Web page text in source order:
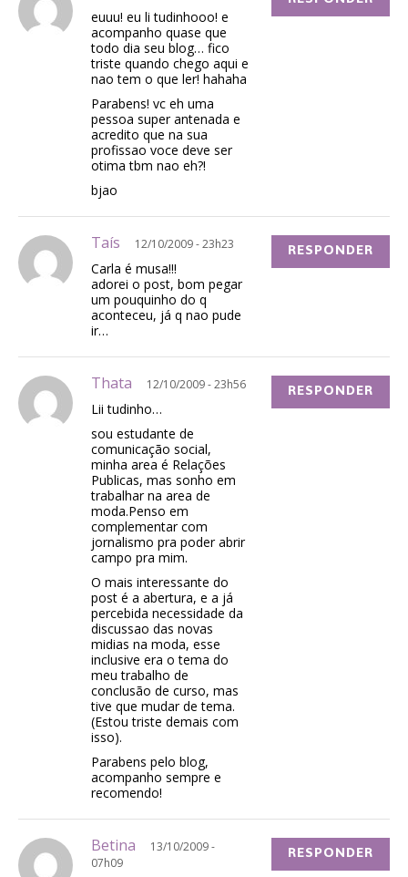
euuu! eu li tudinhooo! e
acompanho quase que
todo dia seu blog… fico
triste quando chego aqui e
nao tem o que ler! hahaha
Parabens! vc eh uma
pessoa super antenada e
acredito que na sua
profissao voce deve ser
otima tbm nao eh?!
bjao
Taís 12/10/2009 - 23h23
Carla é musa!!!
adorei o post, bom pegar
um pouquinho do q
aconteceu, já q nao pude
ir…
RESPONDER
Thata 12/10/2009 - 23h56
Lii tudinho…
sou estudante de
comunicação social,
minha area é Relações
Publicas, mas sonho em
trabalhar na area de
moda.Penso em
complementar com
jornalismo pra poder abrir
campo pra mim.
O mais interessante do
post é a abertura, e a já
percebida necessidade da
discussao das novas
midias na moda, esse
inclusive era o tema do
meu trabalho de
conclusão de curso, mas
tive que mudar de tema.
(Estou triste demais com
isso).
Parabens pelo blog,
acompanho sempre e
recomendo!
RESPONDER
Betina
13/10/2009 -
07h09
RESPONDER